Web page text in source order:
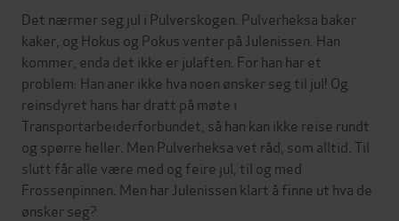
Det nærmer seg jul i Pulverskogen. Pulverheksa baker
kaker, og Hokus og Pokus venter på Julenissen. Han
kommer, enda det ikke er julaften. For han har et
problem: Han aner ikke hva noen ønsker seg til jul! Og
reinsdyret hans har dratt på møte i
Transportarbeiderforbundet, så han kan ikke reise rundt
og spørre heller. Men Pulverheksa vet råd, som alltid. Til
slutt får alle være med og feire jul, til og med
Frossenpinnen. Men har Julenissen klart å finne ut hva de
ønsker seg?